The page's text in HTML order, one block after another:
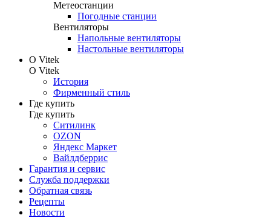
Метеостанции
Погодные станции
Вентиляторы
Напольные вентиляторы
Настольные вентиляторы
О Vitek
О Vitek
История
Фирменный стиль
Где купить
Где купить
Ситилинк
OZON
Яндекс Маркет
Вайлдберрис
Гарантия и сервис
Служба поддержки
Обратная связь
Рецепты
Новости